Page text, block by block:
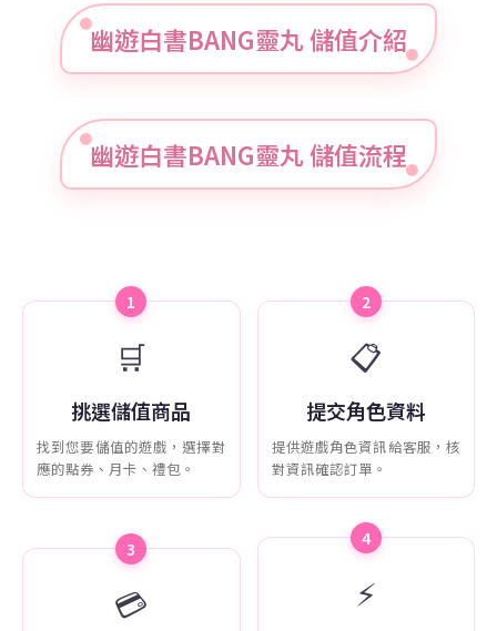
幽遊白書BANG靈丸 儲值介紹
幽遊白書BANG靈丸 儲值流程
1
🛒
挑選儲值商品
找到您要儲值的遊戲，選擇對
應的點券、月卡、禮包。
2
📋
提交角色資料
提供遊戲角色資訊給客服，核
對資訊確認訂單。
3
💳
4
⚡